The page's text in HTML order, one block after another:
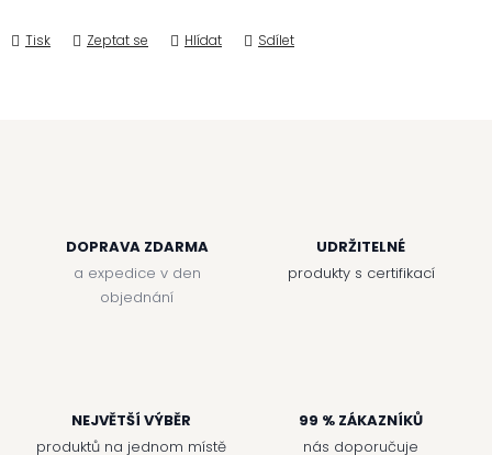
Tisk Zeptat se Hlídat Sdílet
DOPRAVA ZDARMA
a expedice v den
objednání
UDRŽITELNÉ
produkty s certifikací
NEJVĚTŠÍ VÝBĚR
produktů na jednom místě
99 % ZÁKAZNÍKŮ
nás doporučuje